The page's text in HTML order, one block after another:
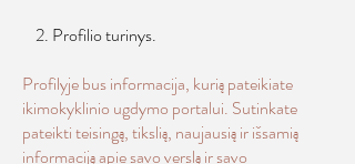
2. Profilio turinys.
Profilyje bus informacija, kurią pateikiate
ikimokyklinio ugdymo portalui. Sutinkate
pateikti teisingą, tikslią, naujausią ir išsamią
informaciją apie savo verslą ir savo